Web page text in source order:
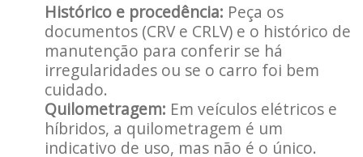
Histórico e procedência: Peça os
documentos (CRV e CRLV) e o histórico de
manutenção para conferir se há
irregularidades ou se o carro foi bem
cuidado.
Quilometragem: Em veículos elétricos e
híbridos, a quilometragem é um
indicativo de uso, mas não é o único.